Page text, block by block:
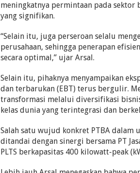
meningkatnya permintaan pada
yang signifikan.
“Selain itu, juga perseroan selalu
perusahaan, sehingga penerapan
secara optimal,” ujar Arsal.
Selain itu, pihaknya menyampaikan
dan terbarukan (EBT) terus bergulir.
transformasi melalui diversifikasi
kelas dunia yang terintegrasi dan
Salah satu wujud konkret PTBA dalam
ditandai dengan sinergi bersama PT
PLTS berkapasitas 400 kilowatt-peak